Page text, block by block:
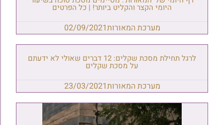
היומי הקצר והקליט ביותר! | כל הפרטים
מערכת המאורות02/09/2021
לרגל תחילת מסכת שקלים: 12 דברים שאולי לא ידעתם
על מסכת שקלים
מערכת המאורות23/03/2021